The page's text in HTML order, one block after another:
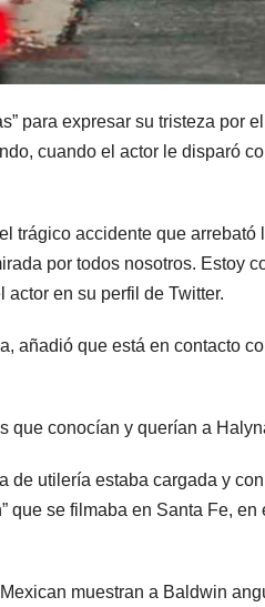
para expresar su tristeza por
cuando el actor le disparó
trágico accidente que arrebató
por todos nosotros. Estoy
en su perfil de Twitter.
añadió que está en contacto
que conocían y querían a
de utilería estaba cargada y
que se filmaba en Santa Fe,
muestran a Baldwin